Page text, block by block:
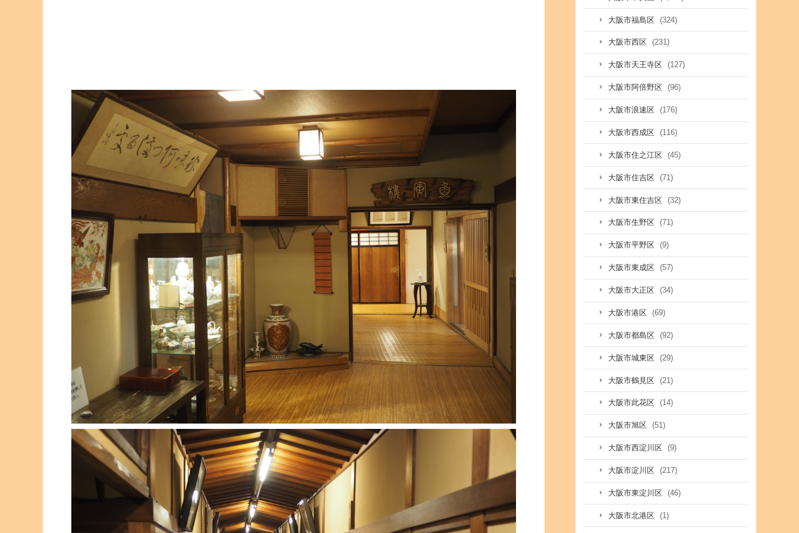
大阪市福島区 (324)
大阪市西区 (231)
大阪市天王寺区 (127)
大阪市阿倍野区 (96)
大阪市浪速区 (176)
大阪市西成区 (116)
大阪市住之江区 (45)
大阪市住吉区 (71)
大阪市東住吉区 (32)
大阪市生野区 (71)
大阪市平野区 (9)
大阪市東成区 (57)
大阪市大正区 (34)
大阪市港区 (69)
大阪市都島区 (92)
大阪市城東区 (29)
大阪市鶴見区 (21)
大阪市此花区 (14)
大阪市旭区 (51)
大阪市西淀川区 (9)
大阪市淀川区 (217)
大阪市東淀川区 (46)
大阪市北港区 (1)